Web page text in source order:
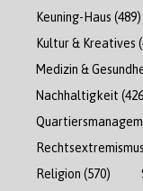
Keuning-Haus (489)
Kultur & Kreatives
Medizin &
Nachhaltigkeit
Rechtsextremismus
Religion (570)